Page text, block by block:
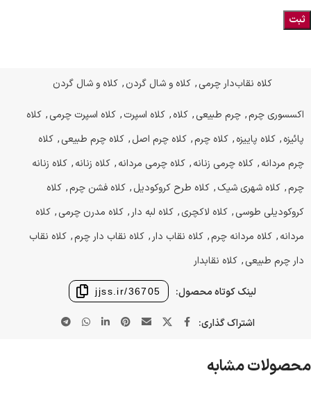
کلاه نقاب‌دار چرمی, کلاه و شال گردن, کلاه و شال گردن
اکسسوری چرم, چرم طبیعی, کلاه, کلاه اسپرت, کلاه اسپرت چرمی, کلاه
پائیزه, کلاه پاییزه, کلاه چرم, کلاه چرم اصل, کلاه چرم طبیعی, کلاه
چرم مردانه, کلاه چرمی زنانه, کلاه چرمی مردانه, کلاه زنانه, کلاه زنانه
چرم, کلاه شهری شیک, کلاه طرح کروکودیل, کلاه فشن چرم, کلاه
کروکودیلی طوسی, کلاه لاکچری, کلاه لبه دار , کلاه مدرن چرمی, کلاه
مردانه, کلاه مردانه چرم, کلاه نقاب دار , کلاه نقاب دار چرم, کلاه نقاب
دار چرم طبیعی, کلاه نقابدار
لینک کوتاه محصول: jjss.ir/36705
اشتراک گذاری:
محصولات مشابه